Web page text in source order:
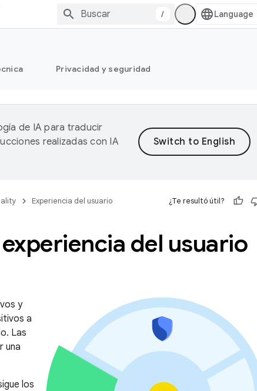
/
Privacidad y seguridad
de IA para traducir
realizadas con IA
Experiencia del usuario ¿Te resultó útil?
del usuario
y
a
Las
una
los